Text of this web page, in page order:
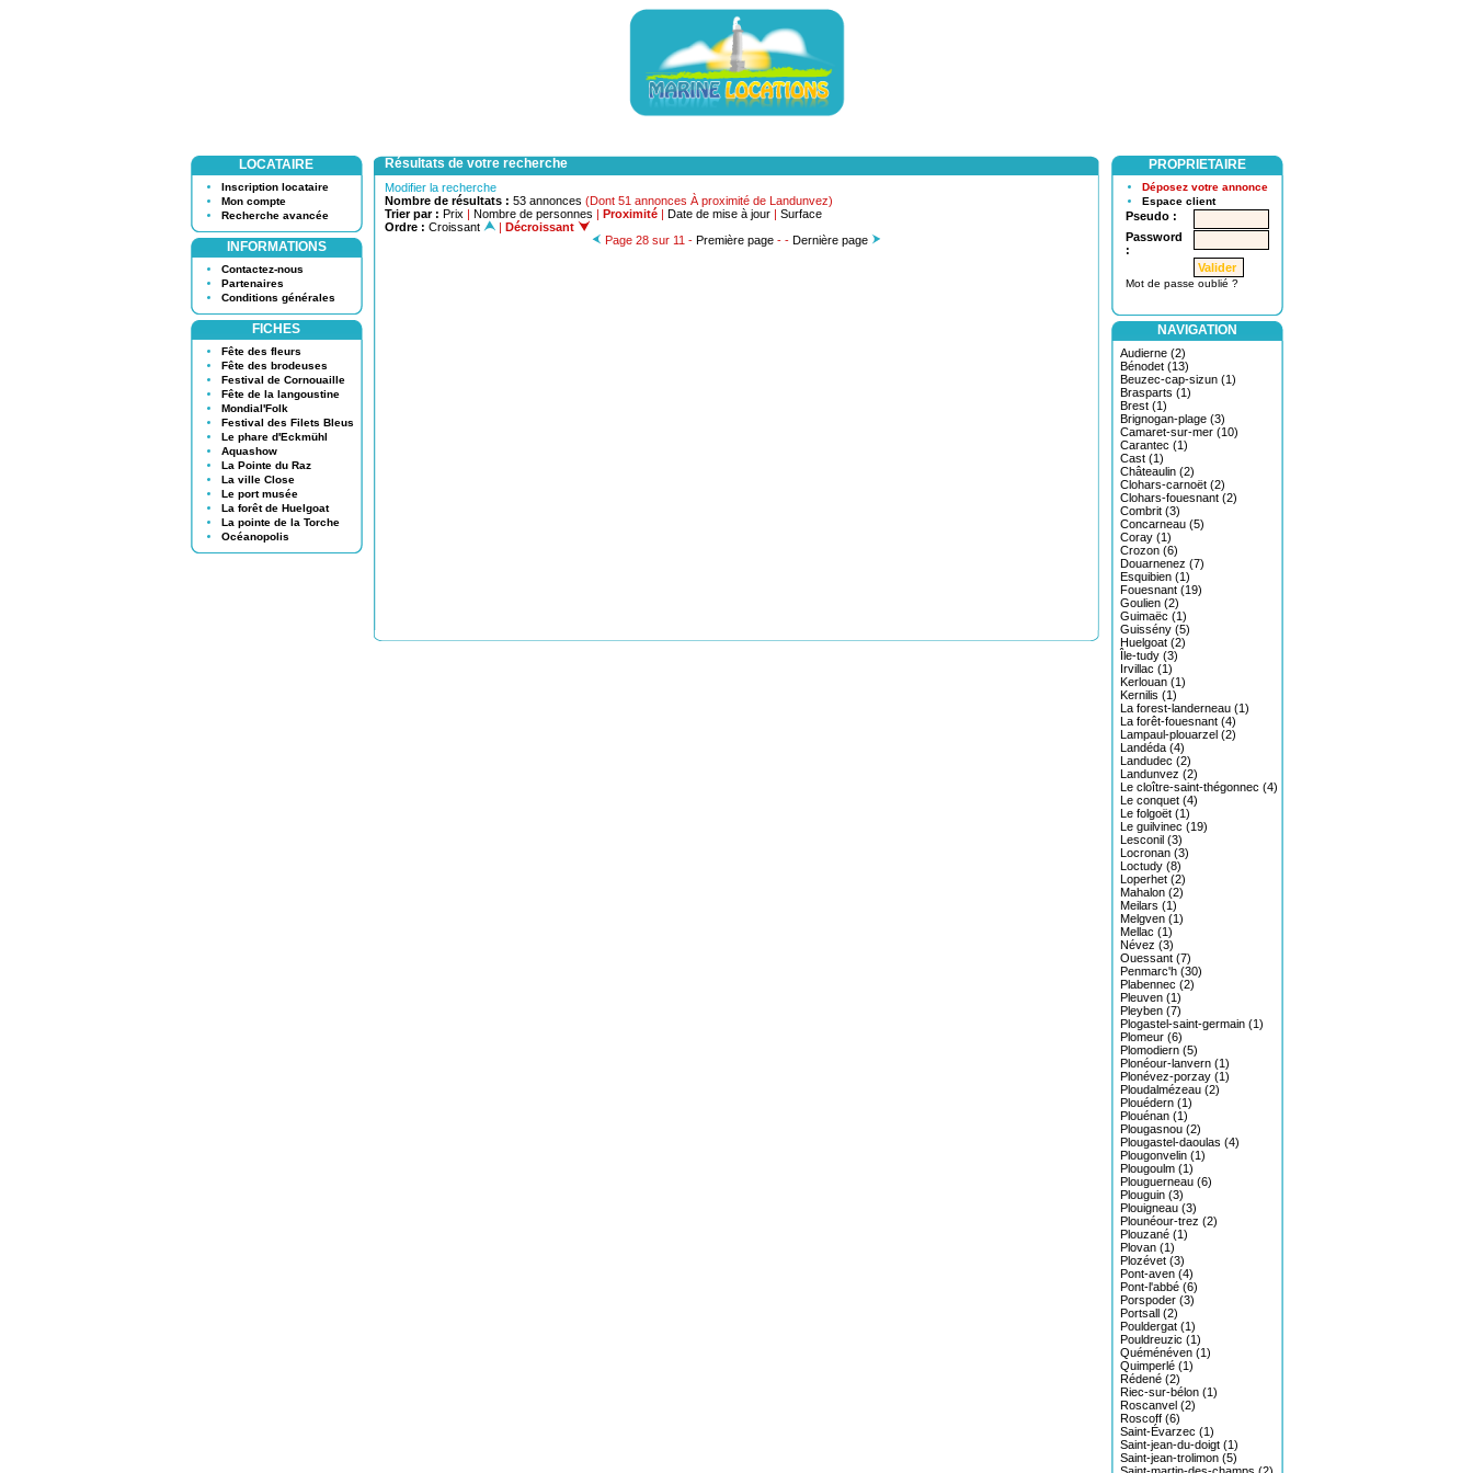
LOCATAIRE
Inscription locataire
Mon compte
Recherche avancée
INFORMATIONS
Contactez-nous
Partenaires
Conditions générales
FICHES
Fête des fleurs
Fête des brodeuses
Festival de Cornouaille
Fête de la langoustine
Mondial'Folk
Festival des Filets Bleus
Le phare d'Eckmühl
Aquashow
La Pointe du Raz
La ville Close
Le port musée
La forêt de Huelgoat
La pointe de la Torche
Océanopolis
Résultats de votre recherche
Modifier la recherche
Nombre de résultats : 53 annonces (Dont 51 annonces À proximité de Landunvez)
Trier par : Prix | Nombre de personnes | Proximité | Date de mise à jour | Surface
Ordre : Croissant | Décroissant
Page 28 sur 11 - Première page - - Dernière page
PROPRIETAIRE
Déposez votre annonce
Espace client
Pseudo :
Password
:
Mot de passe oublié ?
NAVIGATION
Audierne (2)
Bénodet (13)
Beuzec-cap-sizun (1)
Brasparts (1)
Brest (1)
Brignogan-plage (3)
Camaret-sur-mer (10)
Carantec (1)
Cast (1)
Châteaulin (2)
Clohars-carnoët (2)
Clohars-fouesnant (2)
Combrit (3)
Concarneau (5)
Coray (1)
Crozon (6)
Douarnenez (7)
Esquibien (1)
Fouesnant (19)
Goulien (2)
Guimaëc (1)
Guissény (5)
Huelgoat (2)
Île-tudy (3)
Irvillac (1)
Kerlouan (1)
Kernilis (1)
La forest-landerneau (1)
La forêt-fouesnant (4)
Lampaul-plouarzel (2)
Landéda (4)
Landudec (2)
Landunvez (2)
Le cloître-saint-thégonnec (4)
Le conquet (4)
Le folgoët (1)
Le guilvinec (19)
Lesconil (3)
Locronan (3)
Loctudy (8)
Loperhet (2)
Mahalon (2)
Meilars (1)
Melgven (1)
Mellac (1)
Névez (3)
Ouessant (7)
Penmarc'h (30)
Plabennec (2)
Pleuven (1)
Pleyben (7)
Plogastel-saint-germain (1)
Plomeur (6)
Plomodiern (5)
Plonéour-lanvern (1)
Plonévez-porzay (1)
Ploudalmézeau (2)
Plouédern (1)
Plouénan (1)
Plougasnou (2)
Plougastel-daoulas (4)
Plougonvelin (1)
Plougoulm (1)
Plouguerneau (6)
Plouguin (3)
Plouigneau (3)
Plounéour-trez (2)
Plouzané (1)
Plovan (1)
Plozévet (3)
Pont-aven (4)
Pont-l'abbé (6)
Porspoder (3)
Portsall (2)
Pouldergat (1)
Pouldreuzic (1)
Quéménéven (1)
Quimperlé (1)
Rédené (2)
Riec-sur-bélon (1)
Roscanvel (2)
Roscoff (6)
Saint-Évarzec (1)
Saint-jean-du-doigt (1)
Saint-jean-trolimon (5)